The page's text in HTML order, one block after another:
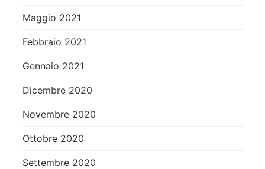
Maggio 2021
Febbraio 2021
Gennaio 2021
Dicembre 2020
Novembre 2020
Ottobre 2020
Settembre 2020